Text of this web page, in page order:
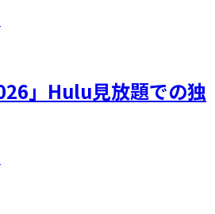
」Hulu見放題での独